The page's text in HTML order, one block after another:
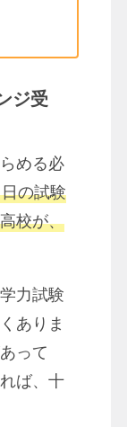
ジ受
める必
の試験
校が、
力試験
ありま
って
ば、十